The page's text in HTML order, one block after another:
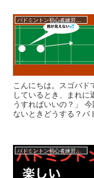
こんにちは。スゴバド
しているとき、まれ
うすればいいの？」
ないときどうする？バ
バドミントン初心者練習メニュー